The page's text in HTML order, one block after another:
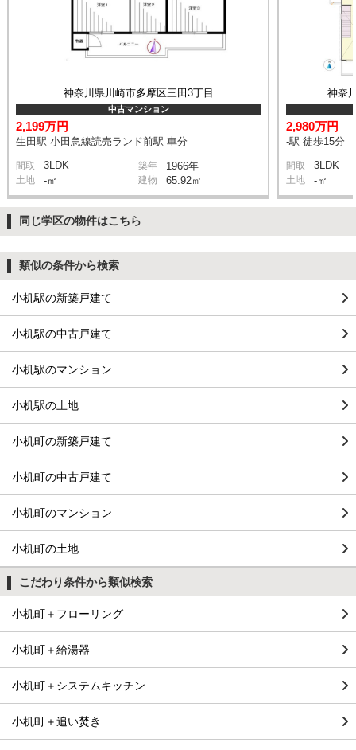
神奈川県川崎市多摩区三田3丁目
中古マンション
2,199万円
生田駅 小田急線読売ランド前駅 車分
間取 3LDK 築年 1966年
土地 -㎡ 建物 65.92㎡
神奈
2,980万円
-駅 徒歩15分
間取 3LDK
土地 -㎡
同じ学区の物件はこちら
類似の条件から検索
小机駅の新築戸建て
小机駅の中古戸建て
小机駅のマンション
小机駅の土地
小机町の新築戸建て
小机町の中古戸建て
小机町のマンション
小机町の土地
こだわり条件から類似検索
小机町＋フローリング
小机町＋給湯器
小机町＋システムキッチン
小机町＋追い焚き